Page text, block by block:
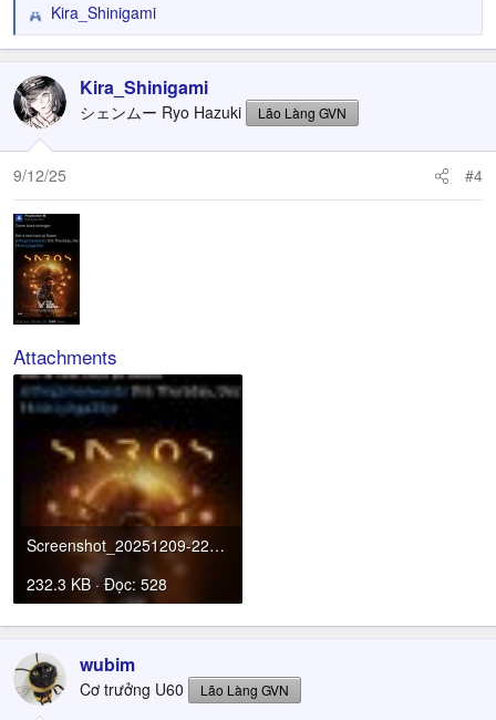
R
e
c
t
i
o
n
:
Kira_Shinigami
Kira_Shinigami
シェンムー Ryo Hazuki Lão Làng GVN
9/12/25 #4
Attachments
Screenshot_20251209-222826~2.jpg
232.3 KB · Đọc: 528
wubim
Cơ trưởng U60 Lão Làng GVN